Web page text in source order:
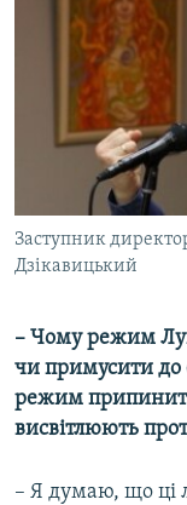
Заступник
Дзікавицький
– Чому режим
чи примусити до
режим
висвітлюють
– Я думаю, що ці